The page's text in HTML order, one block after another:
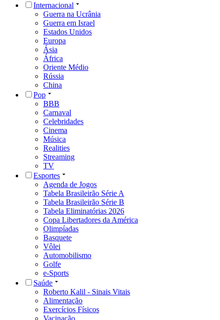
Internacional
Guerra na Ucrânia
Guerra em Israel
Estados Unidos
Europa
Ásia
África
Oriente Médio
Rússia
China
Pop
BBB
Carnaval
Celebridades
Cinema
Música
Realities
Streaming
TV
Esportes
Agenda de Jogos
Tabela Brasileirão Série A
Tabela Brasileirão Série B
Tabela Eliminatórias 2026
Copa Libertadores da América
Olimpíadas
Basquete
Vôlei
Automobilismo
Golfe
e-Sports
Saúde
Roberto Kalil - Sinais Vitais
Alimentação
Exercícios Físicos
Vacinação